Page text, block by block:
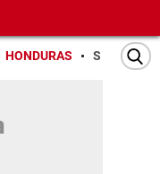
HONDURAS SAN PEDRO